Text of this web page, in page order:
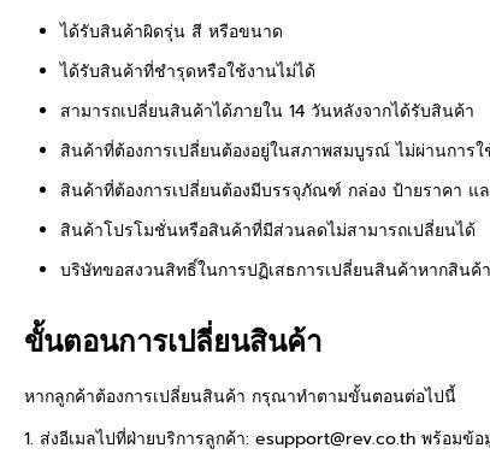
ได้รับสินค้าผิดรุ่น สี หรือขนาด
ได้รับสินค้าที่ชำรุดหรือใช้งานไม่ได้
สามารถเปลี่ยนสินค้าได้ภายใน 14 วันหลังจากได้รับสินค้า
สินค้าที่ต้องการเปลี่ยนต้องอยู่ในสภาพสมบูรณ์ ไม่ผ่านการ
สินค้าที่ต้องการเปลี่ยนต้องมีบรรจุภัณฑ์ กล่อง ป้ายราคา แ
สินค้าโปรโมชั่นหรือสินค้าที่มีส่วนลดไม่สามารถเปลี่ยนได้
บริษัทขอสงวนสิทธิ์ในการปฏิเสธการเปลี่ยนสินค้าหากสินค้
ขั้นตอนการเปลี่ยนสินค้า
หากลูกค้าต้องการเปลี่ยนสินค้า กรุณาทำตามขั้นตอนต่อไปนี้
1. ส่งอีเมลไปที่ฝ่ายบริการลูกค้า: esupport@rev.co.th พร้อมข้